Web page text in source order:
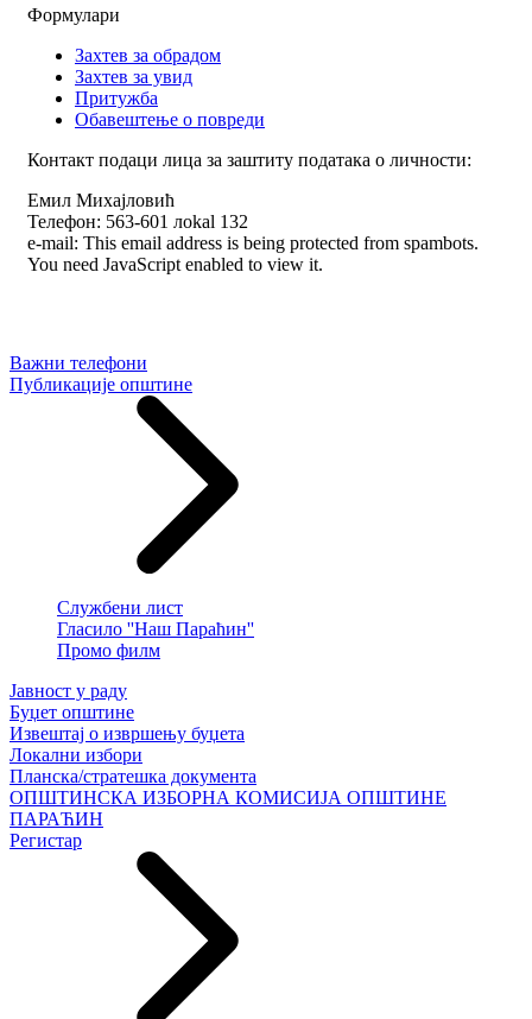
Формулари
Захтев за обрадом
Захтев за увид
Притужба
Обавештење о повреди
Контакт подаци лица за заштиту података о личности:
Емил Михајловић
Телефон: 563-601 лokal 132
e-mail: This email address is being protected from spambots.
You need JavaScript enabled to view it.
Важни телефони
Публикације општине
Службени лист
Гласило ''Наш Параћин''
Промо филм
Јавност у раду
Буџет општине
Извештај о извршењу буџета
Локални избори
Планска/стратешка документа
ОПШТИНСКА ИЗБОРНА КОМИСИЈА ОПШТИНЕ
ПАРАЋИН
Регистар